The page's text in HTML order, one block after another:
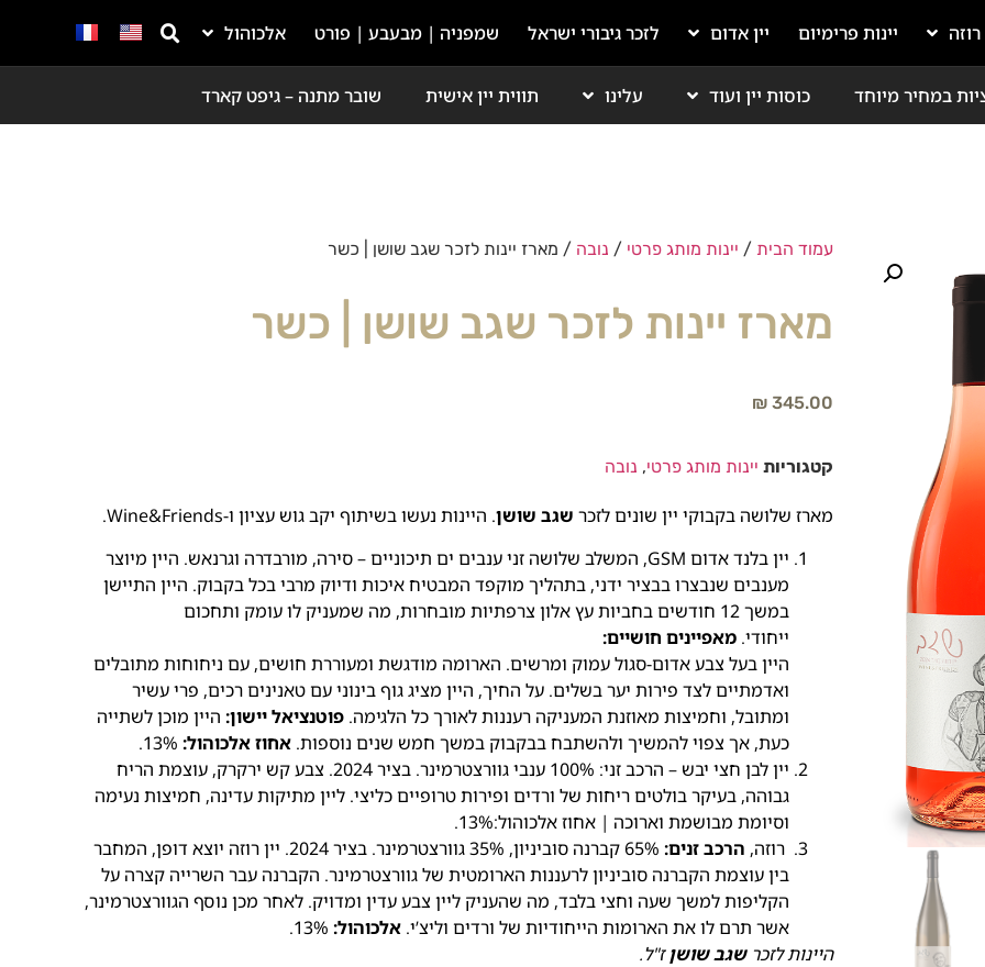
רוזה יינות פרימיום יין אדום לזכר גיבורי ישראל שמפניה | מבעבע | פורט אלכוהול
במחיר מיוחד כוסות יין ועוד עלינו תווית יין אישית שובר מתנה – גיפט קארד
עמוד הבית / יינות מותג פרטי / נובה / מארז יינות לזכר שגב שושן | כשר
מארז יינות לזכר שגב שושן | כשר
₪ 345.00
קטגוריות יינות מותג פרטי, נובה
מארז שלושה בקבוקי יין שונים לזכר שגב שושן. היינות נעשו בשיתוף יקב גוש עציון ו-Wine&Friends.
יין בלנד אדום GSM, המשלב שלושה זני ענבים ים תיכוניים – סירה, מורבדרה וגרנאש. היין מיוצר
מענבים שנבצרו בבציר ידני, בתהליך מוקפד המבטיח איכות ודיוק מרבי בכל בקבוק. היין התיישן
במשך 12 חודשים בחביות עץ אלון צרפתיות מובחרות, מה שמעניק לו עומק ותחכום
ייחודי. מאפיינים חושיים:
היין בעל צבע אדום-סגול עמוק ומרשים. הארומה מודגשת ומעוררת חושים, עם ניחוחות מתובלים
ואדמתיים לצד פירות יער בשלים. על החיך, היין מציג גוף בינוני עם טאנינים רכים, פרי עשיר
ומתובל, וחמיצות מאוזנת המעניקה רעננות לאורך כל הלגימה. פוטנציאל יישון: היין מוכן לשתייה
כעת, אך צפוי להמשיך ולהשתבח בבקבוק במשך חמש שנים נוספות. אחוז אלכוהול:
יין לבן חצי יבש – הרכב זני: 100% ענבי גוורצטרמינר. בציר 2024. צבע קש ירקרק, עוצמת הריח
גבוהה, בעיקר בולטים ריחות של ורדים ופירות טרופיים כליצי. ליין מתיקות עדינה, חמיצות נעימה
וסיומת מבושמת וארוכה | אחוז אלכוהול:13%.
רוזה, הרכב זנים:
65% קברנה סוביניון, 35% גוורצטרמינר. בציר 2024. יין רוזה יוצא דופן, המחבר
בין עוצמת הקברנה סוביניון לרעננות הארומטית של גוורצטרמינר. הקברנה עבר השרייה קצרה על
הקליפות למשך שעה וחצי בלבד, מה שהעניק ליין צבע עדין ומדויק. לאחר מכן נוסף הגוורצטרמינר,
אשר תרם לו את הארומות הייחודיות של ורדים וליצ’י. אלכוהול:
היינותלזכרשגב שושןז"ל.